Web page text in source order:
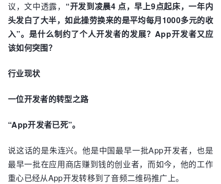
议，文中透露， “开发到凌晨4 点，早上9点起床，一年内
头发白了大半，如此操劳换来的是平均每月1000多元的收
入”。是什么制约了个人开发者的发展？App开发者又应
该如何突围？
行业现状
一位开发者的转型之路
“App开发者已死”。
说这话的是朱连兴。他是中国最早一批App开发者，也是
最早一批在应用商店赚到钱的创业者，而如今，他的工作
重心已经从App开发转移到了音频二维码推广上。